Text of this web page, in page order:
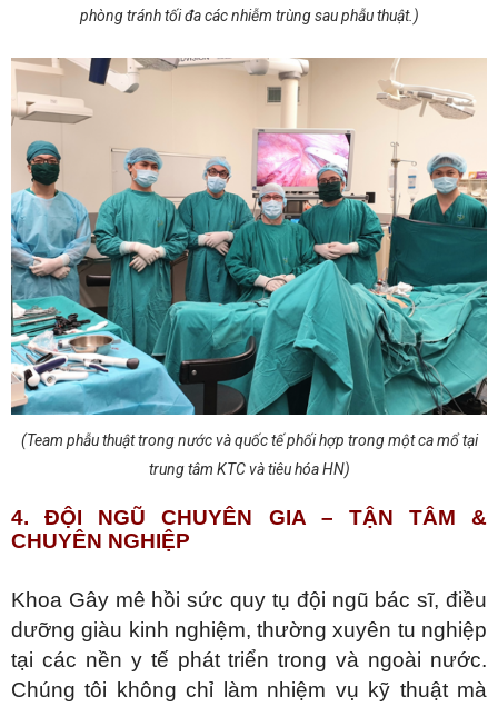
phòng tránh tối đa các nhiễm trùng sau phẫu thuật.)
(Team phẫu thuật trong nước và quốc tế phối hợp trong một ca mổ tại
trung tâm KTC và tiêu hóa HN)
4. ĐỘI NGŨ CHUYÊN GIA – TẬN TÂM &
CHUYÊN NGHIỆP
Khoa Gây mê hồi sức quy tụ đội ngũ bác sĩ, điều
dưỡng giàu kinh nghiệm, thường xuyên tu nghiệp
tại các nền y tế phát triển trong và ngoài nước.
Chúng tôi không chỉ làm nhiệm vụ kỹ thuật mà